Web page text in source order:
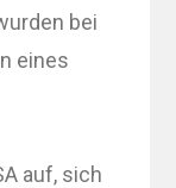
bei
eines
auf, sich